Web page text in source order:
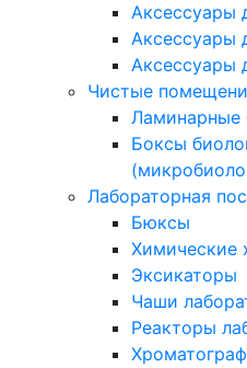
Аксессуары
Аксессуары
Аксессуары
Чистые
Ламинарные
Боксы
Лабораторная
Бюксы
Химические
Эксикаторы
Чаши
Реакторы